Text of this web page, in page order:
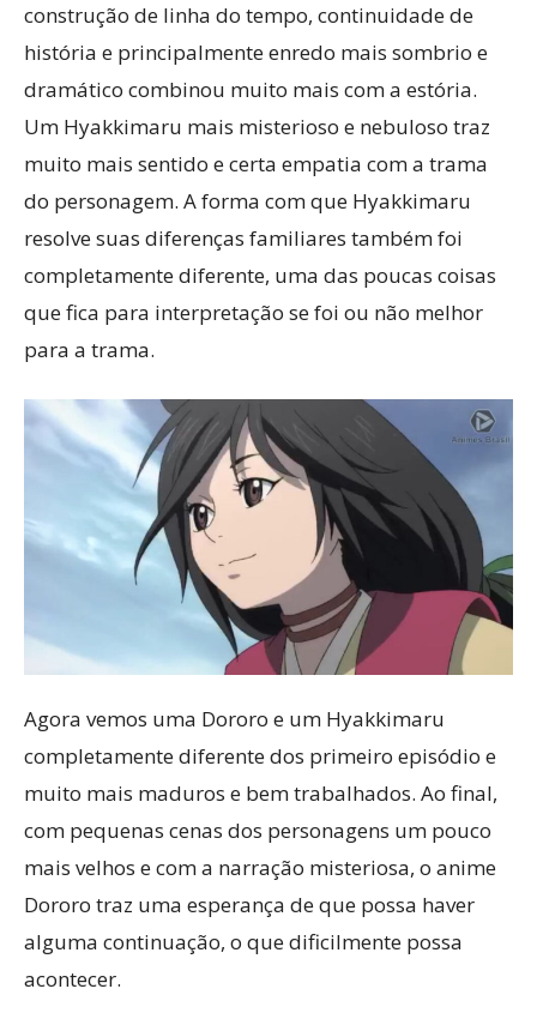
construção de linha do tempo, continuidade de
história e principalmente enredo mais sombrio e
dramático combinou muito mais com a estória.
Um Hyakkimaru mais misterioso e nebuloso traz
muito mais sentido e certa empatia com a trama
do personagem. A forma com que Hyakkimaru
resolve suas diferenças familiares também foi
completamente diferente, uma das poucas coisas
que fica para interpretação se foi ou não melhor
para a trama.
Agora vemos uma Dororo e um Hyakkimaru
completamente diferente dos primeiro episódio e
muito mais maduros e bem trabalhados. Ao final,
com pequenas cenas dos personagens um pouco
mais velhos e com a narração misteriosa, o anime
Dororo traz uma esperança de que possa haver
alguma continuação, o que dificilmente possa
acontecer.